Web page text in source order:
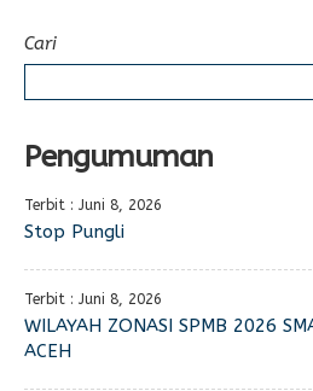
Cari
Pengumuman
Terbit : Juni 8, 2026
Stop Pungli
Terbit : Juni 8, 2026
WILAYAH ZONASI SPMB 2026
ACEH